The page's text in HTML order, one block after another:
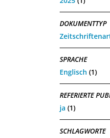
DOKUMENTTYP
SPRACHE
Englisch (1)
REFERIERTE
ja (1)
SCHLAGWORTE